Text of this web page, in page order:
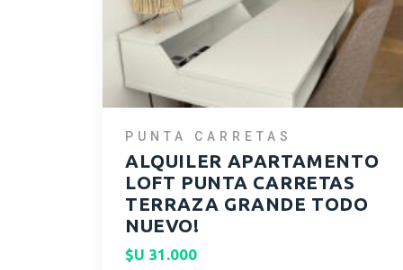
PUNTA CARRETAS
ALQUILER APARTAMENTO
LOFT PUNTA CARRETAS
TERRAZA GRANDE TODO
NUEVO!
$U 31.000